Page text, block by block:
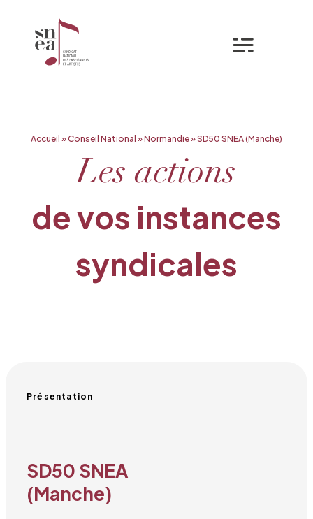
Accueil »Conseil National »Normandie»SD50 SNEA (Manche)
Les actions
de vos instances
syndicales
Présentation
SD50 SNEA
(Manche)